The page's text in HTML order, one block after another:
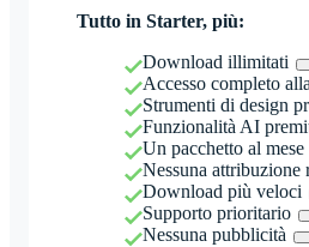
Tutto in Starter, più:
Download illimitati
Accesso completo
Strumenti di design
Funzionalità AI
Un pacchetto al mese
Nessuna attribuzione
Download più veloci
Supporto prioritario
Nessuna pubblicità